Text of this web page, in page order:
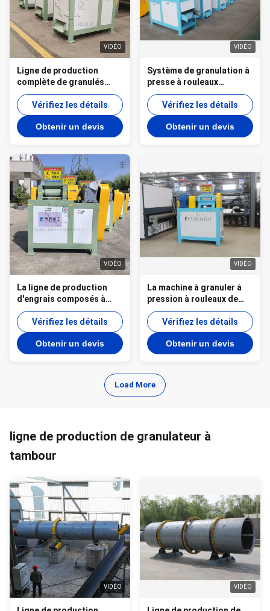
VIDÉO
Ligne de production
complète de granulés
pour granulateur à
extrusion à double
rouleau
Vérifiez les détails
Obtenir un devis
VIDÉO
Système de granulation à
presse à rouleaux
comprimant des matières
premières chimiques en
poudre en granulés
Vérifiez les détails
Obtenir un devis
VIDÉO
La ligne de production
d'engrais composés à
double rouleau
Vérifiez les détails
Obtenir un devis
VIDÉO
La machine à granuler à
pression à rouleaux de
type sec_ L'équipement de
base pour une production
efficace de sel de
dégivrage
Vérifiez les détails
Obtenir un devis
Load More
ligne de production de granulateur à
tambour
VIDÉO VIDÉO